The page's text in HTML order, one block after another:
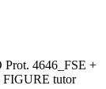
4646_FSE +
FIGURE tutor